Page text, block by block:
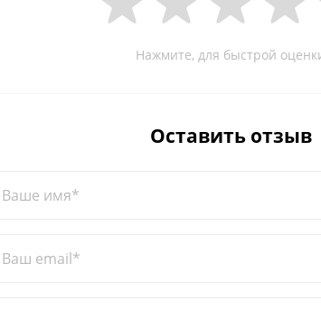
Нажмите, для быстрой
Оставить отзыв
Ваше имя*
Ваш email*